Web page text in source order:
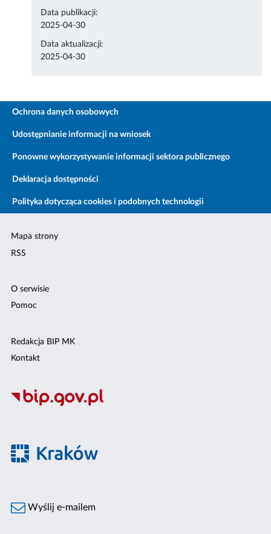
Data publikacji:
2025-04-30
Data aktualizacji:
2025-04-30
Ochrona danych osobowych
Udostępnianie informacji na wniosek
Ponowne wykorzystywanie informacji sektora publicznego
Deklaracja dostępności
Polityka dotycząca cookies i podobnych technologii
Mapa strony
RSS
O serwisie
Pomoc
Redakcja BIP MK
Kontakt
Wyślij e-mailem